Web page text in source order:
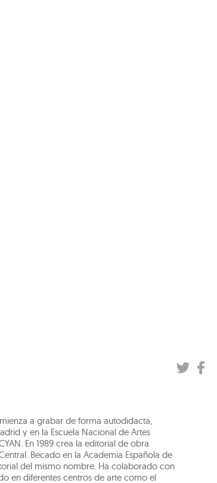
a grabar de forma autodidacta,
y en la Escuela Nacional de Artes
En 1989 crea la editorial de obra
Becado en la Academia Española de
del mismo nombre. Ha colaborado con
en diferentes centros de arte como el